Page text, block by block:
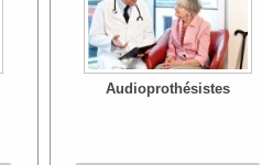
Audioprothésistes